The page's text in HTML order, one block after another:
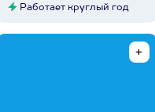
Работает круглый год